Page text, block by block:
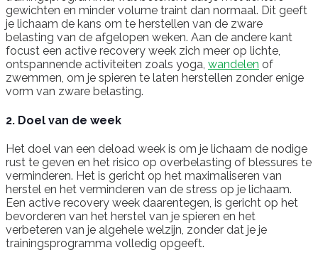
gewichten en minder volume traint dan normaal. Dit geeft
je lichaam de kans om te herstellen van de zware
belasting van de afgelopen weken. Aan de andere kant
focust een active recovery week zich meer op lichte,
ontspannende activiteiten zoals yoga, wandelen of
zwemmen, om je spieren te laten herstellen zonder enige
vorm van zware belasting.
2. Doel van de week
Het doel van een deload week is om je lichaam de nodige
rust te geven en het risico op overbelasting of blessures te
verminderen. Het is gericht op het maximaliseren van
herstel en het verminderen van de stress op je lichaam.
Een active recovery week daarentegen, is gericht op het
bevorderen van het herstel van je spieren en het
verbeteren van je algehele welzijn, zonder dat je je
trainingsprogramma volledig opgeeft.